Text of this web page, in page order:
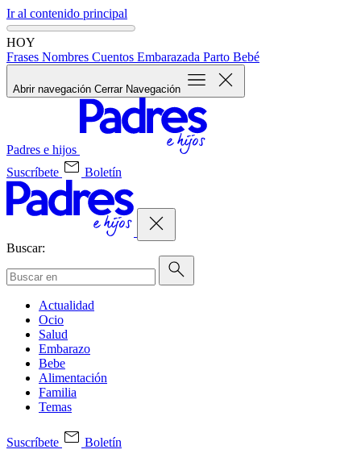
Ir al contenido principal
HOY
Frases Nombres Cuentos Embarazada Parto Bebé
Abrir navegación Cerrar Navegación
Padres e hijos
Suscríbete
Boletín
Buscar:
Actualidad
Ocio
Salud
Embarazo
Bebe
Alimentación
Familia
Temas
Suscríbete
Boletín